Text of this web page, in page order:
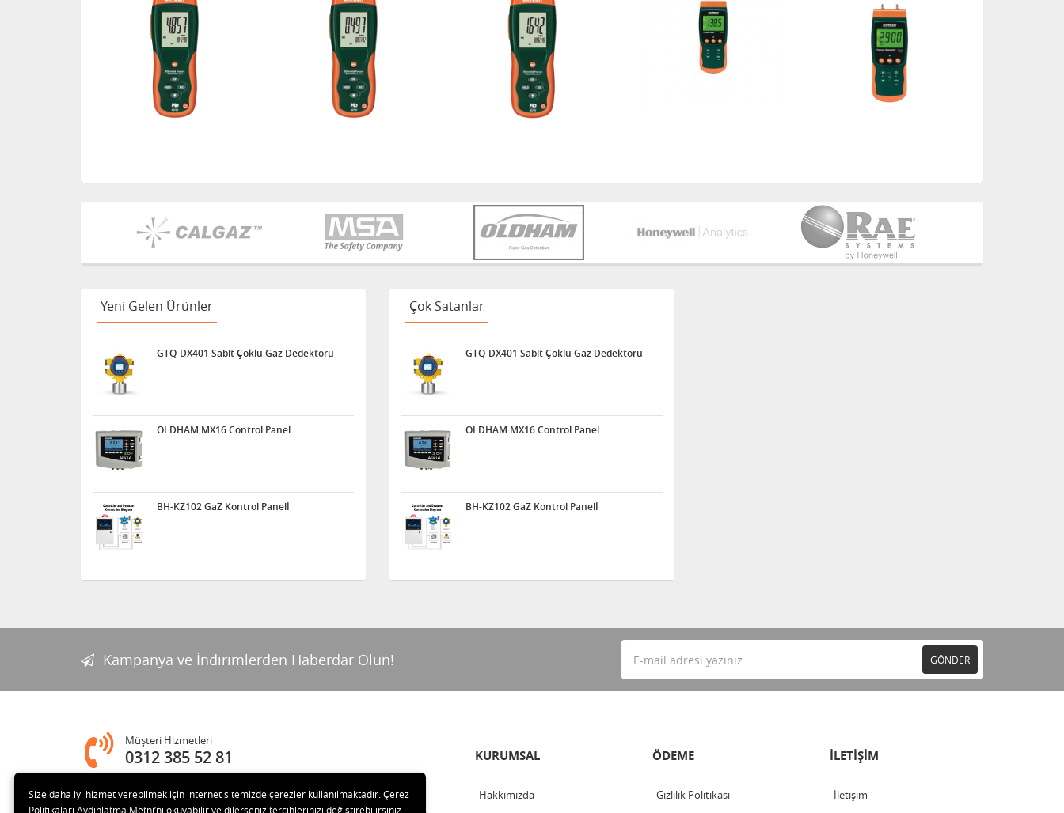
Yeni Gelen Ürünler
GTQ-DX401 Sabit Çoklu Gaz Dedektörü
OLDHAM MX16 Control Panel
BH-KZ102 GaZ Kontrol Panelİ
Çok Satanlar
GTQ-DX401 Sabit Çoklu Gaz Dedektörü
OLDHAM MX16 Control Panel
BH-KZ102 GaZ Kontrol Panelİ
Kampanya ve İndirimlerden Haberdar Olun! GÖNDER
Müşteri Hizmetleri
0312 385 52 81
Adres
KURUMSAL
Hakkımızda
ÖDEME
Gizlilik Politikası
İLETİŞİM
İletişim
Size daha iyi hizmet verebilmek için internet sitemizde çerezler kullanılmaktadır. Çerez
Politikaları Aydınlatma Metni’ni okuyabilir ve dilerseniz tercihlerinizi değiştirebilirsiniz.